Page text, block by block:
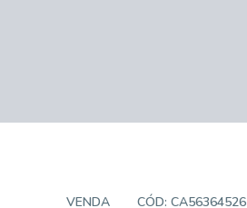
VENDA CÓD: CA56364526